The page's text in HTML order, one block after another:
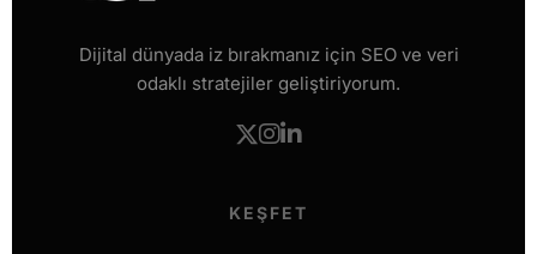
Dijital dünyada iz bırakmanız için SEO ve veri
odaklı stratejiler geliştiriyorum.
KEŞFET